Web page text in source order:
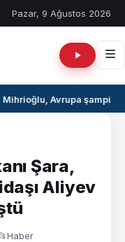
Pazar, 9 Ağustos 2026
Avrupa
Şara,
Aliyev
Haber